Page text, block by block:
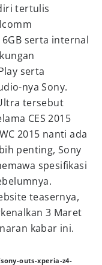
tertulis
serta internal
serta
nya Sony.
tersebut
CES 2015
2015 nanti ada
penting, Sony
spesifikasi
teasernya,
3 Maret
kabar ini.
outs-xperia-z4-